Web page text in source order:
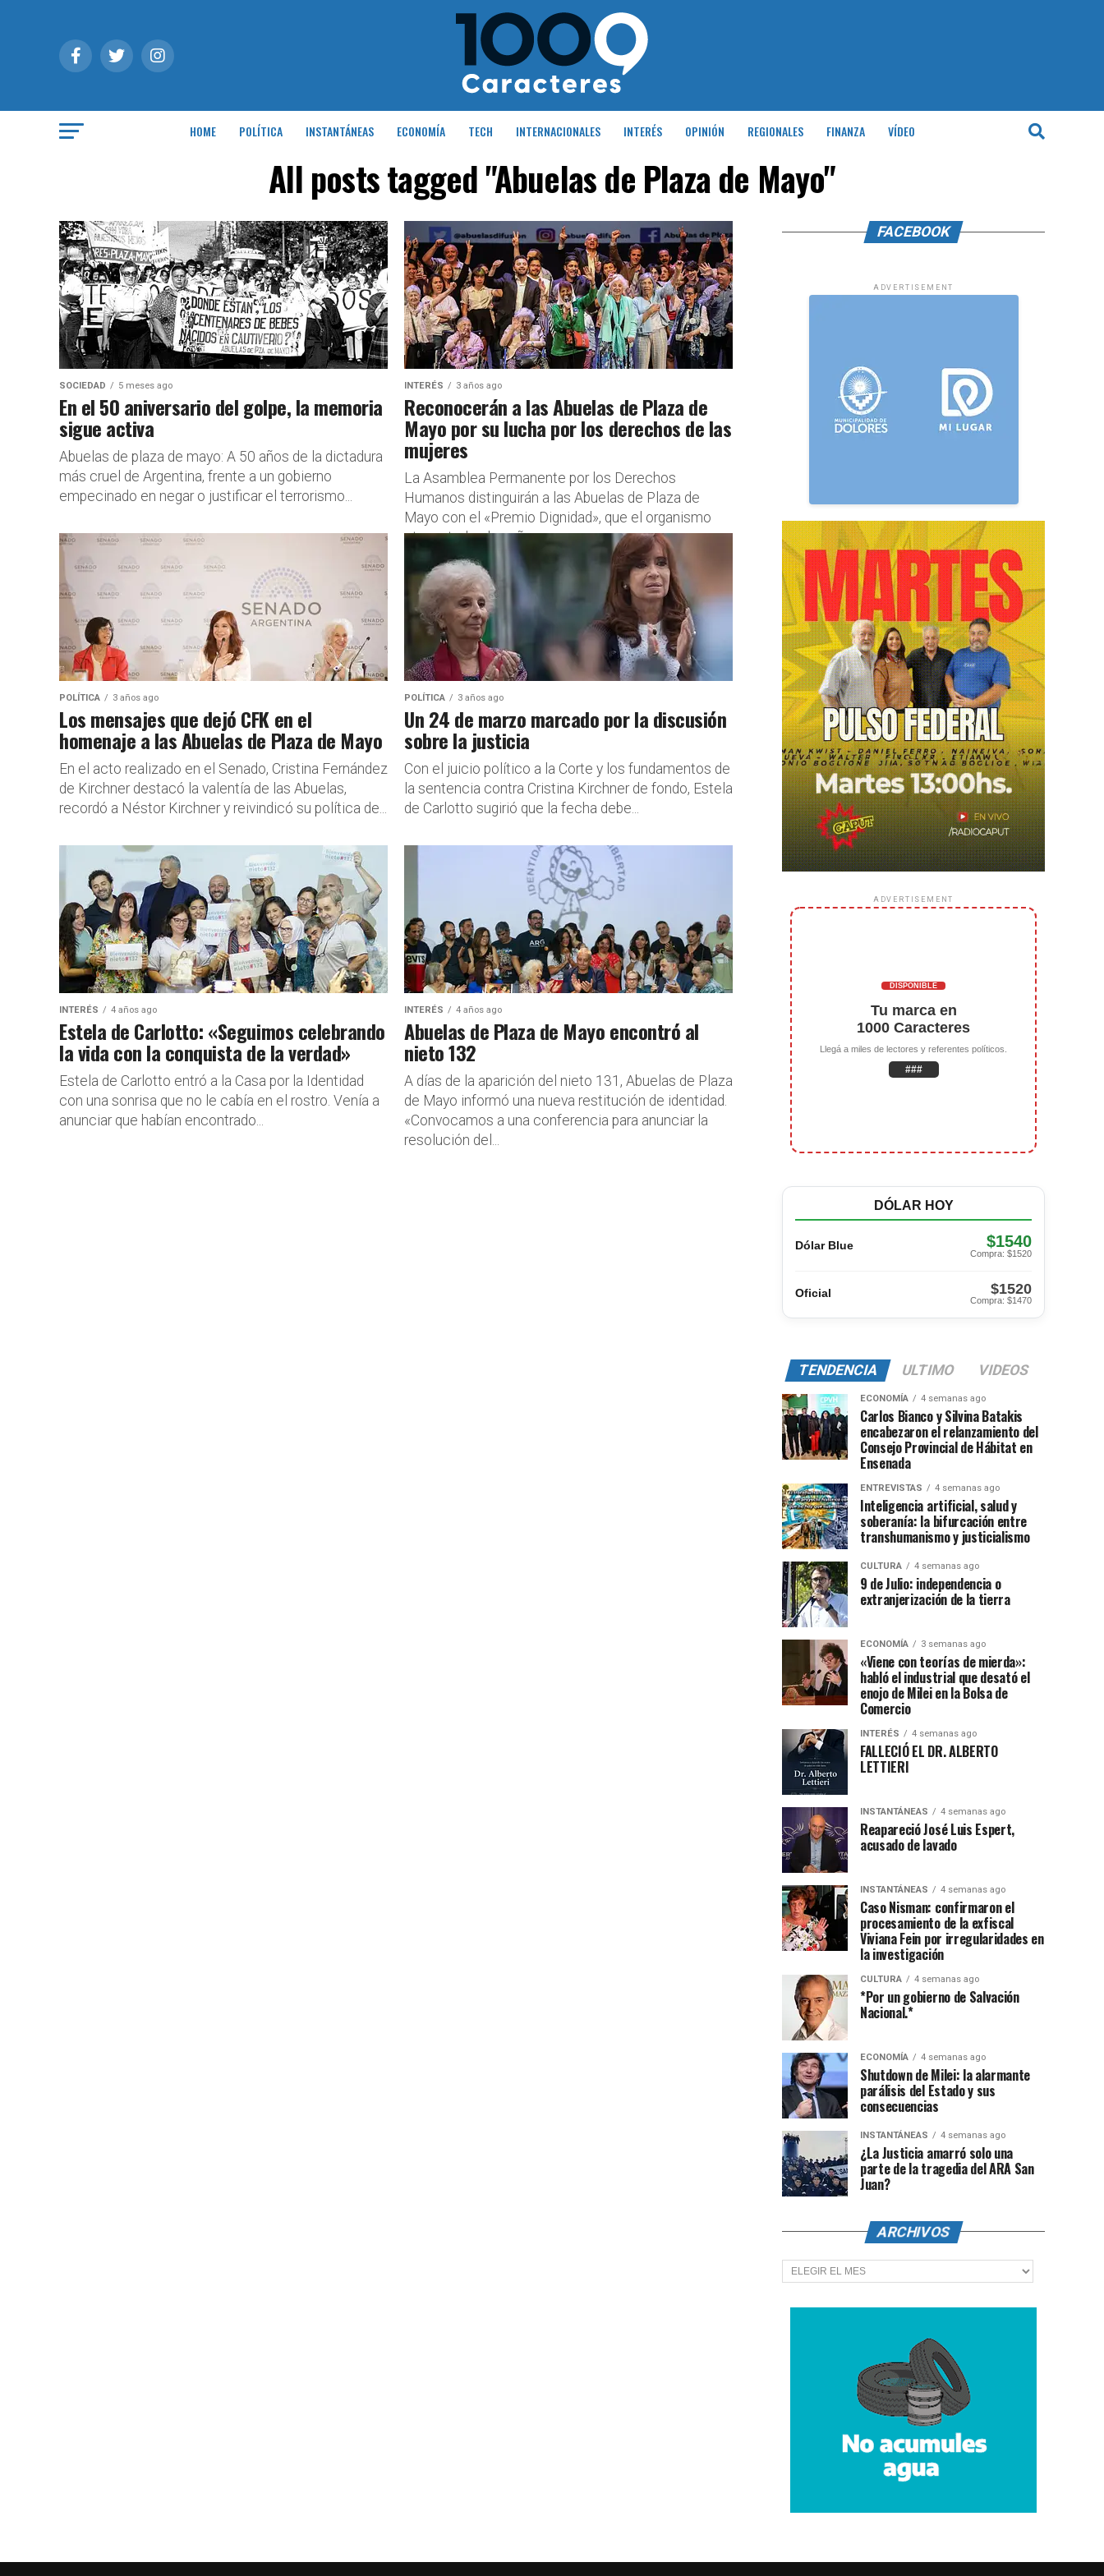
HOME POLÍTICA INSTANTÁNEAS ECONOMÍA TECH INTERNACIONALES INTERÉS OPINIÓN REGIONALES FINANZA VÍDEO
All posts tagged "Abuelas de Plaza de Mayo"
SOCIEDAD 5 meses ago
En el 50 aniversario del golpe, la memoria
sigue activa
Abuelas de plaza de mayo: A 50 años de la dictadura
más cruel de Argentina, frente a un gobierno
empecinado en negar o justificar el terrorismo...
INTERÉS 3 años ago
Reconocerán a las Abuelas de Plaza de
Mayo por su lucha por los derechos de las
mujeres
La Asamblea Permanente por los Derechos
Humanos distinguirán a las Abuelas de Plaza de
Mayo con el «Premio Dignidad», que el organismo
otorga todos los años...
POLÍTICA 3 años ago
Los mensajes que dejó CFK en el
homenaje a las Abuelas de Plaza de Mayo
En el acto realizado en el Senado, Cristina Fernández
de Kirchner destacó la valentía de las Abuelas,
recordó a Néstor Kirchner y reivindicó su política de...
POLÍTICA 3 años ago
Un 24 de marzo marcado por la discusión
sobre la justicia
Con el juicio político a la Corte y los fundamentos de
la sentencia contra Cristina Kirchner de fondo, Estela
de Carlotto sugirió que la fecha debe...
INTERÉS 4 años ago
Estela de Carlotto: «Seguimos celebrando
la vida con la conquista de la verdad»
Estela de Carlotto entró a la Casa por la Identidad
con una sonrisa que no le cabía en el rostro. Venía a
anunciar que habían encontrado...
INTERÉS 4 años ago
Abuelas de Plaza de Mayo encontró al
nieto 132
A días de la aparición del nieto 131, Abuelas de Plaza
de Mayo informó una nueva restitución de identidad.
«Convocamos a una conferencia para anunciar la
resolución del...
FACEBOOK
ADVERTISEMENT
ADVERTISEMENT
DISPONIBLE
Tu marca en
1000 Caracteres
Llegá a miles de lectores y referentes políticos.
###
DÓLAR HOY
Dólar Blue $1540
Compra: $1520
Oficial $1520
Compra: $1470
TENDENCIA ULTIMO VIDEOS
ECONOMÍA 4 semanas ago
Carlos Bianco y Silvina Batakis
encabezaron el relanzamiento del
Consejo Provincial de Hábitat en
Ensenada
ENTREVISTAS 4 semanas ago
Inteligencia artificial, salud y
soberanía: la bifurcación entre
transhumanismo y justicialismo
CULTURA 4 semanas ago
9 de Julio: independencia o
extranjerización de la tierra
ECONOMÍA 3 semanas ago
«Viene con teorías de mierda»:
habló el industrial que desató el
enojo de Milei en la Bolsa de
Comercio
INTERÉS 4 semanas ago
FALLECIÓ EL DR. ALBERTO
LETTIERI
INSTANTÁNEAS 4 semanas ago
Reapareció José Luis Espert,
acusado de lavado
INSTANTÁNEAS 4 semanas ago
Caso Nisman: confirmaron el
procesamiento de la exfiscal
Viviana Fein por irregularidades en
la investigación
CULTURA 4 semanas ago
*Por un gobierno de Salvación
Nacional.*
ECONOMÍA 4 semanas ago
Shutdown de Milei: la alarmante
parálisis del Estado y sus
consecuencias
INSTANTÁNEAS 4 semanas ago
¿La Justicia amarró solo una
parte de la tragedia del ARA San
Juan?
ARCHIVOS
Archivos